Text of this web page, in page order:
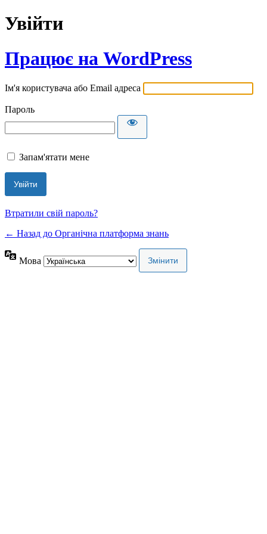
Увійти
Працює на WordPress
Ім'я користувача або Email адреса
Пароль
Запам'ятати мене
Втратили свій пароль?
← Назад до Органічна платформа знань
Мова